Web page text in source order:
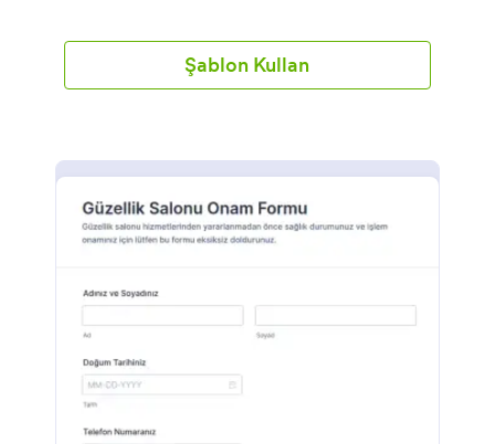
makyaj tercihleri ve herhangi özel istek veya durum
hakkında bilgi toplarlar. Gelinler bu formu doldurarak
olmalarını sağlayabilirler. Bu anket, danışmanlık
müşterilerine özel ve kişiselleştirilmiş hizmetler
sunmasına yardımcı olur.Önde gelen online form
güzellik merkezleri ve salonları anketi markalarına ve
Sürükle-bırak form oluşturucu, hiçbir kodlama
gerektirmeden profesyonel görünen bir form
yaratmanıza olanak sağlar. Buna ek olarak Jotform,
kullanıcıların e-imzaları doğrudan formda toplamasına
olanak tanıyarak sorunsuz ve verimli bir süreç sağlar.
Şablon Kullan